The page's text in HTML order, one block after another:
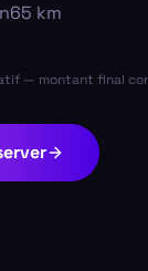
65 km
— montant final